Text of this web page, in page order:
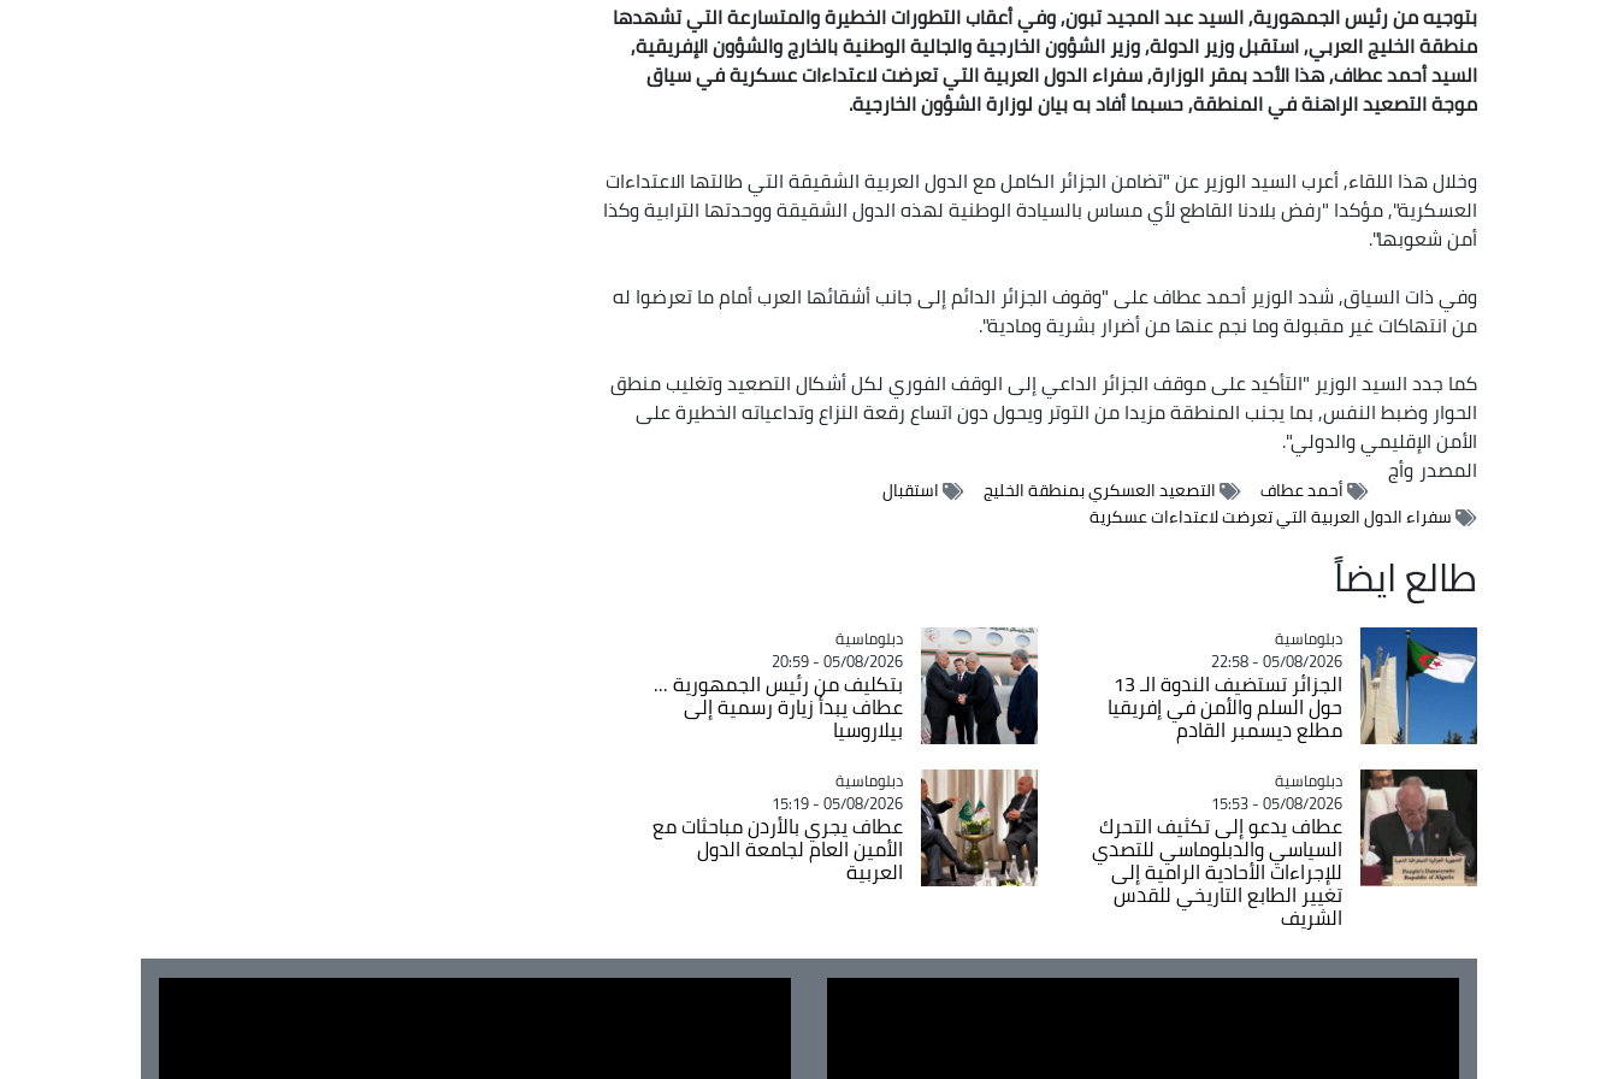
بتوجيه من رئيس الجمهورية, السيد عبد المجيد تبون, وفي أعقاب التطورات الخطيرة والمتسارعة التي تشهدها
منطقة الخليج العربي, استقبل وزير الدولة, وزير الشؤون الخارجية والجالية الوطنية بالخارج والشؤون الإفريقية,
السيد أحمد عطاف, هذا الأحد بمقر الوزارة, سفراء الدول العربية التي تعرضت لاعتداءات عسكرية في سياق
موجة التصعيد الراهنة في المنطقة, حسبما أفاد به بيان لوزارة الشؤون الخارجية.
وخلال هذا اللقاء, أعرب السيد الوزير عن "تضامن الجزائر الكامل مع الدول العربية الشقيقة التي طالتها الاعتداءات
العسكرية", مؤكدا "رفض بلادنا القاطع لأي مساس بالسيادة الوطنية لهذه الدول الشقيقة ووحدتها الترابية وكذا
أمن شعوبها".
وفي ذات السياق, شدد الوزير أحمد عطاف على "وقوف الجزائر الدائم إلى جانب أشقائها العرب أمام ما تعرضوا له
من انتهاكات غير مقبولة وما نجم عنها من أضرار بشرية ومادية".
كما جدد السيد الوزير "التأكيد على موقف الجزائر الداعي إلى الوقف الفوري لكل أشكال التصعيد وتغليب منطق
الحوار وضبط النفس, بما يجنب المنطقة مزيدا من التوتر ويحول دون اتساع رقعة النزاع وتداعياته الخطيرة على
الأمن الإقليمي والدولي".
المصدر وأج
أحمد عطاف التصعيد العسكري بمنطقة الخليج
استقبال
سفراء الدول العربية التي تعرضت لاعتداءات عسكرية
طالع ايضاً
Catégorie
دبلوماسية
05/08/2026 - 22:58
الجزائر تستضيف الندوة الـ 13
حول السلم والأمن في إفريقيا
مطلع ديسمبر القادم
Catégorie
دبلوماسية
05/08/2026 - 20:59
بتكليف من رئيس الجمهورية ...
عطاف يبدأ زيارة رسمية إلى
بيلاروسيا
Catégorie
دبلوماسية
05/08/2026 - 15:53
عطاف يدعو إلى تكثيف التحرك
السياسي والدبلوماسي للتصدي
للإجراءات الأحادية الرامية إلى
تغيير الطابع التاريخي للقدس
الشريف
Catégorie
دبلوماسية
05/08/2026 - 15:19
عطاف يجري بالأردن مباحثات مع
الأمين العام لجامعة الدول
العربية